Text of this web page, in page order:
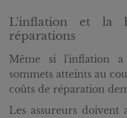
L'inflation et la
réparations
Même si l'inflation
sommets atteints au
coûts de réparation
Les assureurs doivent